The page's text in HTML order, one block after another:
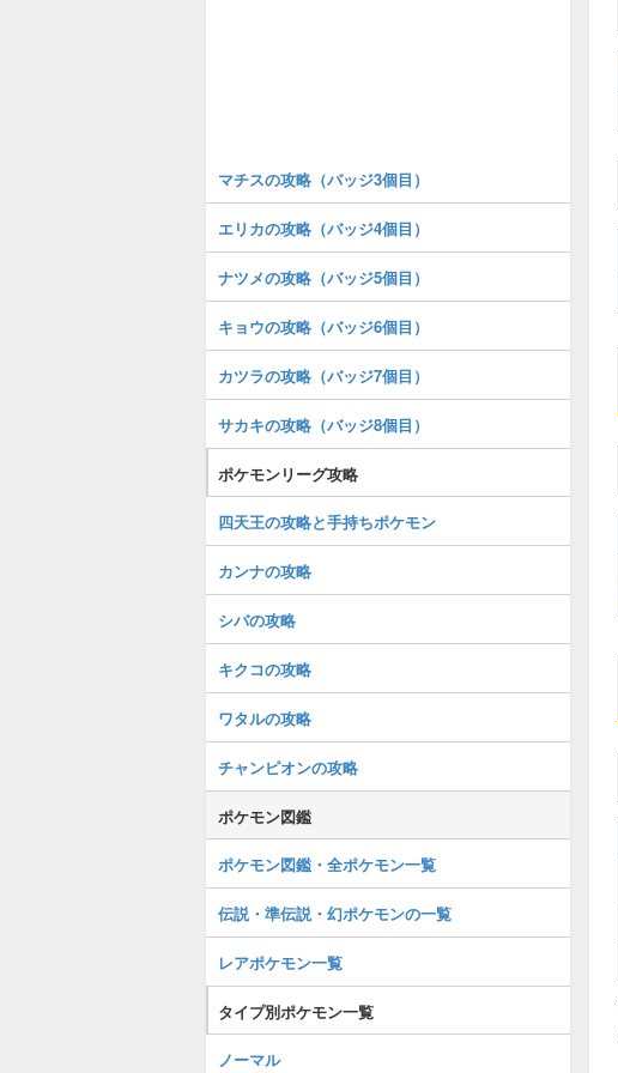
マチスの攻略（バッジ3個目）
エリカの攻略（バッジ4個目）
ナツメの攻略（バッジ5個目）
キョウの攻略（バッジ6個目）
カツラの攻略（バッジ7個目）
サカキの攻略（バッジ8個目）
ポケモンリーグ攻略
四天王の攻略と手持ちポケモン
カンナの攻略
シバの攻略
キクコの攻略
ワタルの攻略
チャンピオンの攻略
ポケモン図鑑
ポケモン図鑑・全ポケモン一覧
伝説・準伝説・幻ポケモンの一覧
レアポケモン一覧
タイプ別ポケモン一覧
ノーマル